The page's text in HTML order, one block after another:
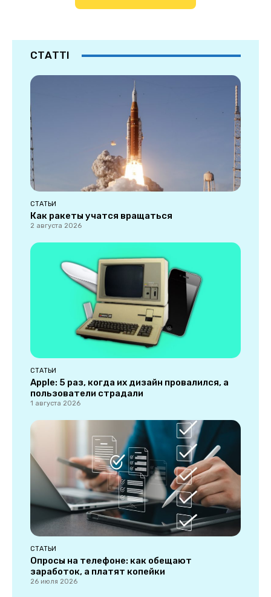
СТАТТІ
СТАТЬИ
Как ракеты учатся вращаться
2 августа 2026
СТАТЬИ
Apple: 5 раз, когда их дизайн провалился, а
пользователи страдали
1 августа 2026
СТАТЬИ
Опросы на телефоне: как обещают
заработок, а платят копейки
26 июля 2026